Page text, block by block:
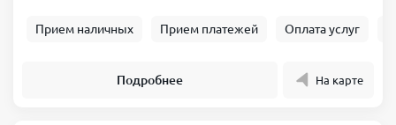
Прием наличных Прием платежей Оплата услуг
Подробнее На карте